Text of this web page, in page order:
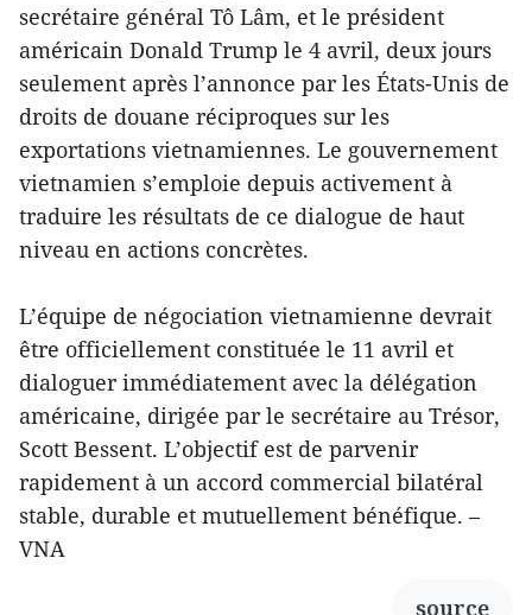
secrétaire général Tô Lâm, et le président
américain Donald Trump le 4 avril, deux jours
seulement après l’annonce par les États-Unis de
droits de douane réciproques sur les
exportations vietnamiennes. Le gouvernement
vietnamien s’emploie depuis activement à
traduire les résultats de ce dialogue de haut
niveau en actions concrètes.
L’équipe de négociation vietnamienne devrait
être officiellement constituée le 11 avril et
dialoguer immédiatement avec la délégation
américaine, dirigée par le secrétaire au Trésor,
Scott Bessent. L’objectif est de parvenir
rapidement à un accord commercial bilatéral
stable, durable et mutuellement bénéfique. –
VNA
source